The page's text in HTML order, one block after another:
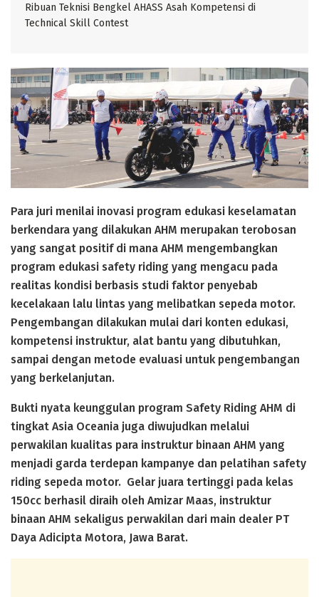
Ribuan Teknisi Bengkel AHASS Asah Kompetensi di
Technical Skill Contest
Para juri menilai inovasi program edukasi keselamatan
berkendara yang dilakukan AHM merupakan terobosan
yang sangat positif di mana AHM mengembangkan
program edukasi safety riding yang mengacu pada
realitas kondisi berbasis studi faktor penyebab
kecelakaan lalu lintas yang melibatkan sepeda motor.
Pengembangan dilakukan mulai dari konten edukasi,
kompetensi instruktur, alat bantu yang dibutuhkan,
sampai dengan metode evaluasi untuk pengembangan
yang berkelanjutan.
Bukti nyata keunggulan program Safety Riding AHM di
tingkat Asia Oceania juga diwujudkan melalui
perwakilan kualitas para instruktur binaan AHM yang
menjadi garda terdepan kampanye dan pelatihan safety
riding sepeda motor. Gelar juara tertinggi pada kelas
150cc berhasil diraih oleh Amizar Maas, instruktur
binaan AHM sekaligus perwakilan dari main dealer PT
Daya Adicipta Motora, Jawa Barat.